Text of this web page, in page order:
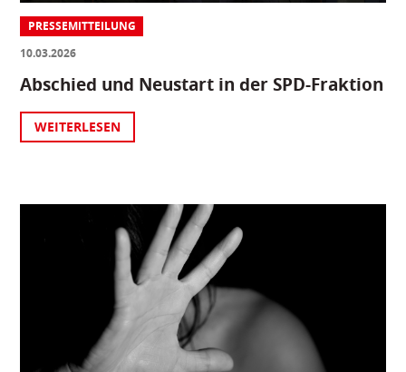
PRESSEMITTEILUNG
10.03.2026
Abschied und Neustart in der SPD-Fraktion
WEITERLESEN